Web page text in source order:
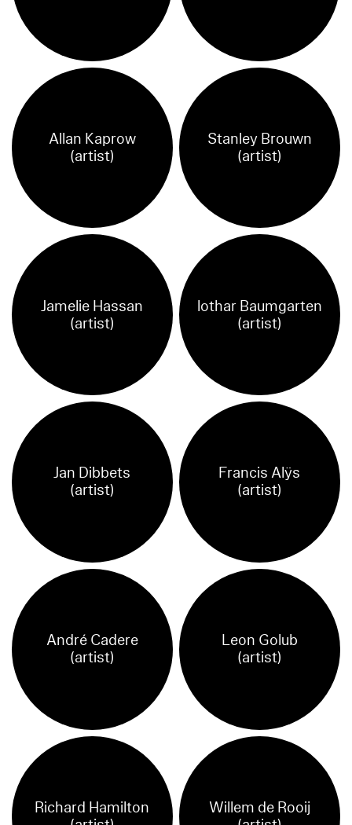
Allan Kaprow
(artist)
Stanley Brouwn
(artist)
Jamelie Hassan
(artist)
lothar Baumgarten
(artist)
Jan Dibbets
(artist)
Francis Alÿs
(artist)
André Cadere
(artist)
Leon Golub
(artist)
Richard Hamilton
Willem de Rooij